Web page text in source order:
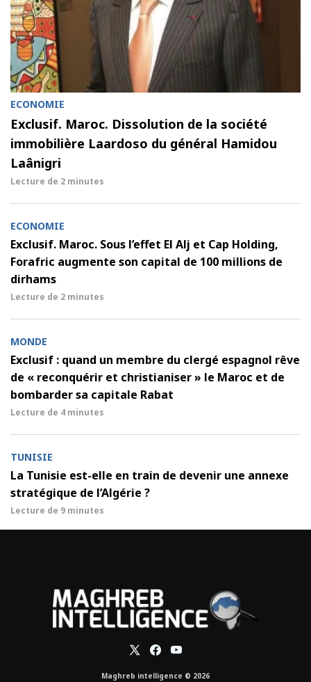
ECONOMIE
Exclusif. Maroc. Dissolution de la société
immobilière Laardoso du général Hamidou
Laânigri
Lecture de 2 minutes
ECONOMIE
Exclusif. Maroc. Sous l’effet El Alj et Cap Holding,
Forafric augmente son capital de 100 millions de
dirhams
Lecture de 2 minutes
MONDE
Exclusif : quand un membre du clergé espagnol rêve
de « reconquérir et christianiser » le Maroc et de
bombarder sa capitale Rabat
Lecture de 4 minutes
TUNISIE
La Tunisie est-elle en train de devenir une annexe
stratégique de l’Algérie ?
Lecture de 9 minutes
Maghreb intelligence © 2026